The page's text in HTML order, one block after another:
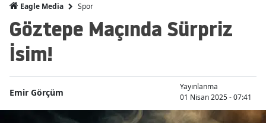
Eagle Media Spor
Göztepe Maçında Sürpriz
İsim!
Emir Görçüm
Yayınlanma
01 Nisan 2025 - 07:41